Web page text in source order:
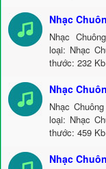
Nhạc
Nhạc
loại: Nhạc
thước: 232
Nhạc
Nhạc
loại: Nhạc
thước: 459
Nhạc